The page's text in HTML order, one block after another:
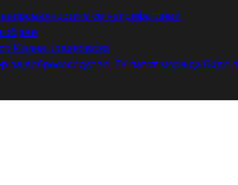
се неприфатливи
Ивана Јовановска
добрососедство, ЕУ патот мора да биде